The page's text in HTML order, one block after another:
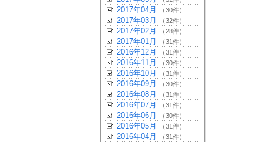
2017年04月 （30件）
2017年03月 （32件）
2017年02月 （28件）
2017年01月 （31件）
2016年12月 （31件）
2016年11月 （30件）
2016年10月 （31件）
2016年09月 （30件）
2016年08月 （31件）
2016年07月 （31件）
2016年06月 （30件）
2016年05月 （31件）
2016年04月 （31件）